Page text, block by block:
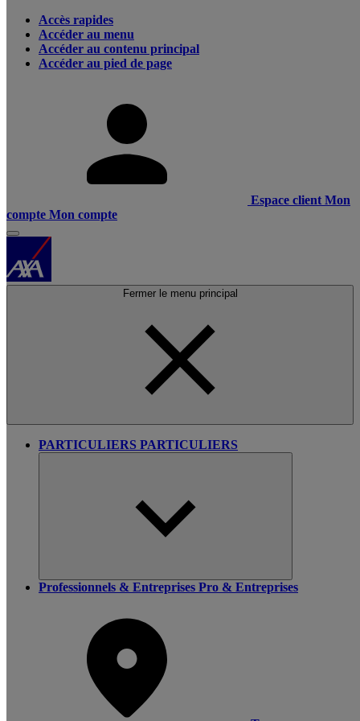
Accès rapides
Accéder au menu
Accéder au contenu principal
Accéder au pied de page
Espace client Mon
compte Mon compte
Fermer le menu principal
PARTICULIERS PARTICULIERS
Professionnels & Entreprises Pro & Entreprises